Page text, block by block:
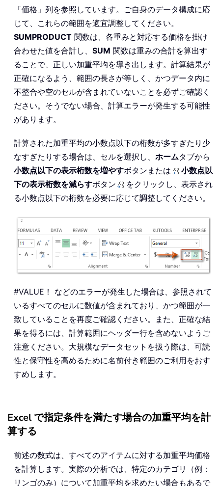
「価格」列を参照しています。ご自身のデータ構成に応
じて、これらの範囲を適宜調整してください。
SUMPRODUCT 関数は、各重みと対応する価格を掛け
合わせた値を合計し、 SUM 関数は重みの合計を算出す
ることで、正しい加重平均を導き出します。計算結果が
正確になるよう、範囲の長さが等しく、かつデータ内に
不整合や空のセルが含まれていないことを必ずご確認く
ださい。そうでない場合、計算エラーが発生する可能性
があります。
計算された加重平均の小数点以下の桁数が多すぎたり少
なすぎたりする場合は、セルを選択し、 ホームタブから
小数点以下の表示桁数を増やすボタンまたは
小数点以
下の表示桁数を減らすボタン
をクリックし、表示され
る小数点以下の桁数を必要に応じて調整してください。
#VALUE！ などのエラーが発生した場合は、参照されて
いるすべてのセルに数値が含まれており、かつ範囲が一
致していることを再度ご確認ください。また、正確な結
果を得るには、計算範囲にヘッダー行を含めないようご
注意ください。大規模なデータセットを扱う際は、可読
性と保守性を高めるために名前付き範囲のご利用をおす
すめします。
Excel で指定条件を満たす場合の加重平均を計
算する
前述の数式は、すべてのアイテムに対する加重平均価格
を計算します。実際の分析では、特定のカテゴリ（例：
リンゴのみ）について加重平均を求めたい場合もあるで